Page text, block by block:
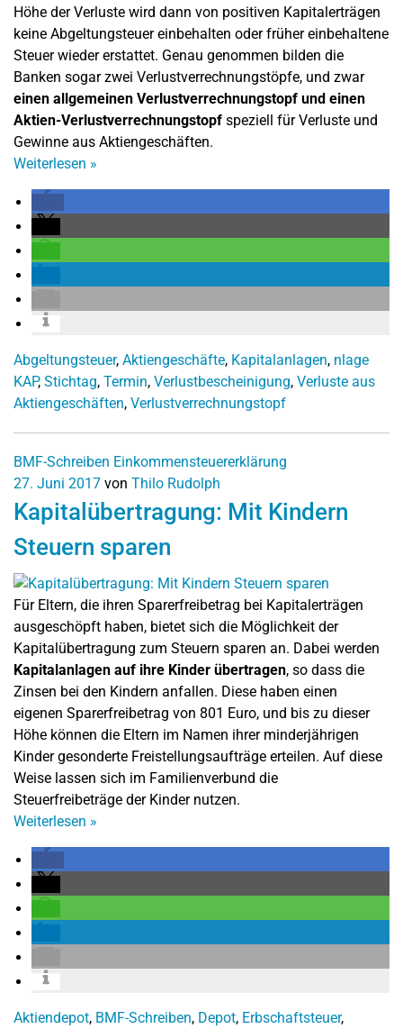
Höhe der Verluste wird dann von positiven Kapitalerträgen
keine Abgeltungsteuer einbehalten oder früher einbehaltene
Steuer wieder erstattet. Genau genommen bilden die
Banken sogar zwei Verlustverrechnungstöpfe, und zwar
einen allgemeinen Verlustverrechnungstopf und einen
Aktien-Verlustverrechnungstopf speziell für Verluste und
Gewinne aus Aktiengeschäften.
Weiterlesen »
Abgeltungsteuer, Aktiengeschäfte, Kapitalanlagen, nlage
KAP, Stichtag, Termin, Verlustbescheinigung, Verluste aus
Aktiengeschäften, Verlustverrechnungstopf
BMF-Schreiben Einkommensteuererklärung
27. Juni 2017 von Thilo Rudolph
Kapitalübertragung: Mit Kindern
Steuern sparen
Für Eltern, die ihren Sparerfreibetrag bei Kapitalerträgen
ausgeschöpft haben, bietet sich die Möglichkeit der
Kapitalübertragung zum Steuern sparen an. Dabei werden
Kapitalanlagen auf ihre Kinder übertragen, so dass die
Zinsen bei den Kindern anfallen. Diese haben einen
eigenen Sparerfreibetrag von 801 Euro, und bis zu dieser
Höhe können die Eltern im Namen ihrer minderjährigen
Kinder gesonderte Freistellungsaufträge erteilen. Auf diese
Weise lassen sich im Familienverbund die
Steuerfreibeträge der Kinder nutzen.
Weiterlesen »
Aktiendepot, BMF-Schreiben, Depot, Erbschaftsteuer,